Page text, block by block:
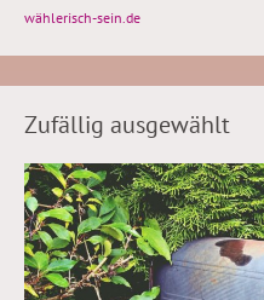
wählerisch-sein.de
Zufällig ausgewählt